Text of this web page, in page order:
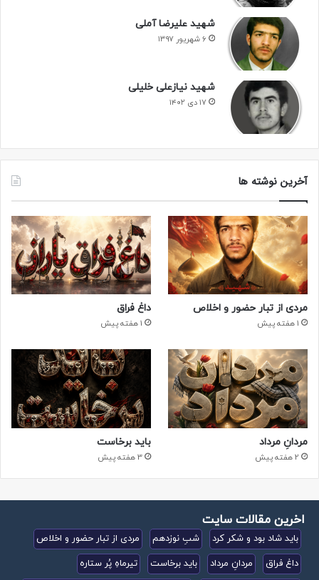
شهید علیرضا آملی
۶ شهریور ۱۳۹۷
شهید نیازعلی خلیلی
۱۷ دی ۱۴۰۲
آخرین نوشته ها
مردی از تبار حضور و اخلاص
1 هفته پیش
داغ فراق
1 هفته پیش
مردانِ مرداد
2 هفته پیش
باید برخاست
3 هفته پیش
اخرین مقالات سایت
باید شاد بود و شکر کرد شبِ نوزدهم
مردی از تبار حضور و اخلاص
داغ فراق
مردانِ مرداد باید برخاست تیرماهِ پُر ستاره